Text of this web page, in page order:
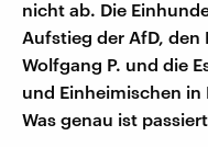
nicht ab. Die
Aufstieg der AfD, den
Wolfgang P. und die
und Einheimischen
Was genau ist